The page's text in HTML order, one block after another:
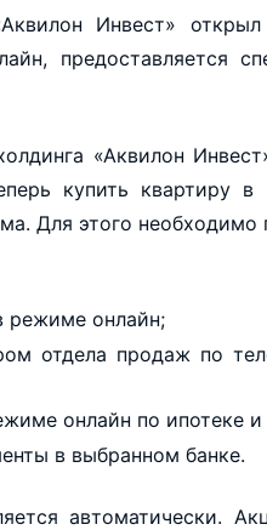
Инвест»
предоставляется
«Аквилон
купить квартиру
Для этого необходимо
режиме онлайн;
отдела продаж по
онлайн по ипотеке
в выбранном банке.
автоматически.